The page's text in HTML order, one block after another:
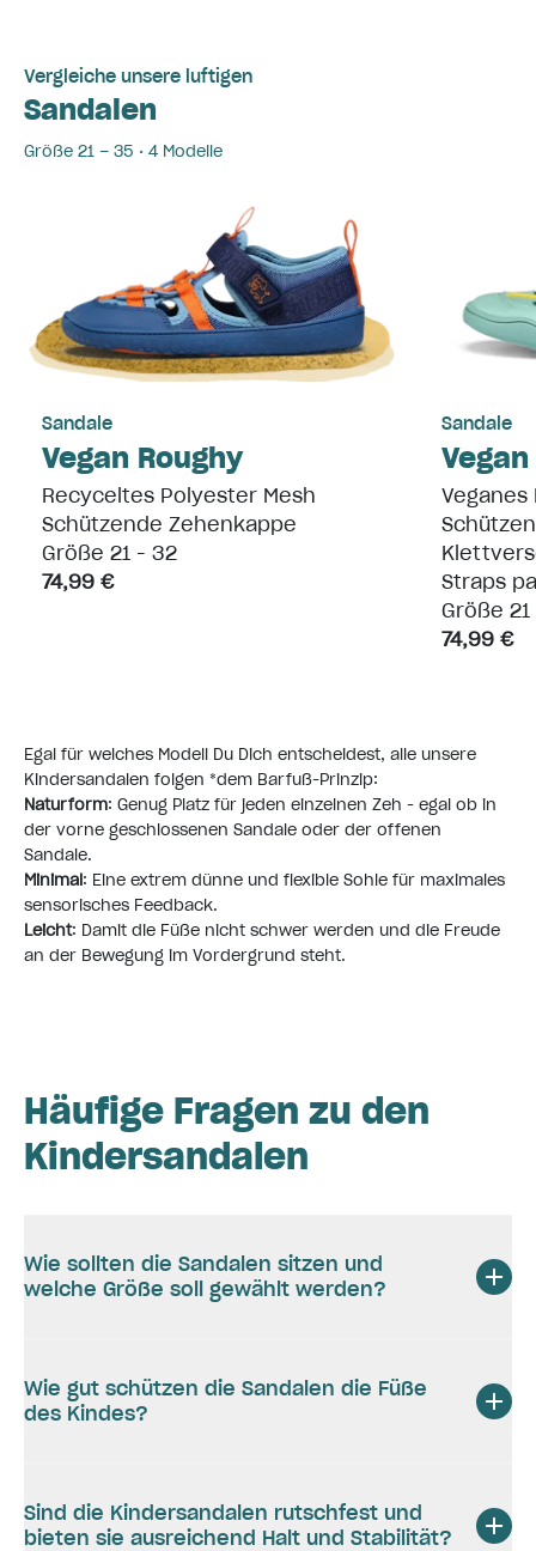
Vergleiche unsere luftigen
Sandalen
Größe 21 – 35 • 4 Modelle
Sandale
Vegan Roughy
Recyceltes Polyester Mesh
Schützende Zehenkappe
Größe 21 - 32
74,99 €
Sandale
Veganes
Straps
Größe
74,99 €
Egal für welches Modell Du Dich entscheidest, alle unsere
Kindersandalen folgen *dem Barfuß-Prinzip:
Naturform: Genug Platz für jeden einzelnen Zeh - egal ob in
der vorne geschlossenen Sandale oder der offenen
Sandale.
Minimal: Eine extrem dünne und flexible Sohle für maximales
sensorisches Feedback.
Leicht: Damit die Füße nicht schwer werden und die Freude
an der Bewegung im Vordergrund steht.
Häufige Fragen zu den
Kindersandalen
Wie sollten die Sandalen sitzen und
welche Größe soll gewählt werden?
Wie gut schützen die Sandalen die Füße
des Kindes?
Sind die Kindersandalen rutschfest und
bieten sie ausreichend Halt und Stabilität?